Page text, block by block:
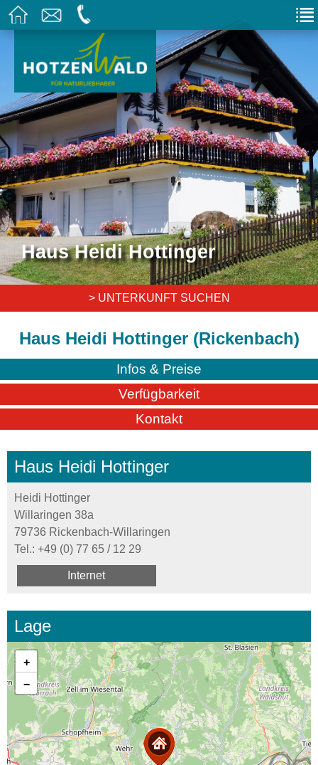
Haus Heidi Hottinger
> UNTERKUNFT SUCHEN
Haus Heidi Hottinger (Rickenbach)
Infos & Preise
Verfügbarkeit
Kontakt
Haus Heidi Hottinger
Heidi Hottinger
Willaringen 38a
79736 Rickenbach-Willaringen
Tel.: +49 (0) 77 65 / 12 29
Internet
Lage
+
−